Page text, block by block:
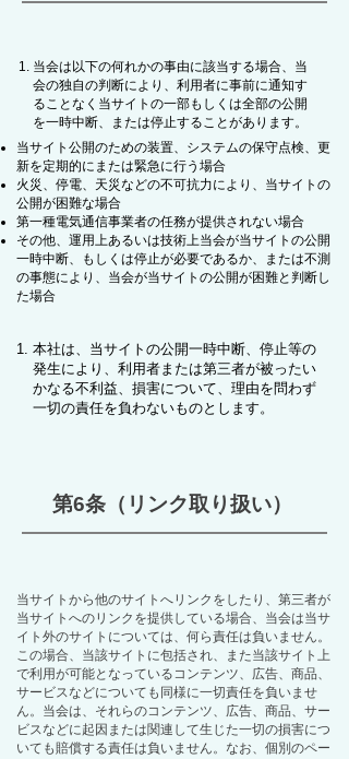
当会は以下の何れかの事由に該当する場合、当
会の独自の判断により、利用者に事前に通知す
ることなく当サイトの一部もしくは全部の公開
を一時中断、または停止することがあります。
当サイト公開のための装置、システムの保守点検、更
新を定期的にまたは緊急に行う場合
火災、停電、天災などの不可抗力により、当サイトの
公開が困難な場合
第一種電気通信事業者の任務が提供されない場合
その他、運用上あるいは技術上当会が当サイトの公開
一時中断、もしくは停止が必要であるか、または不測
の事態により、当会が当サイトの公開が困難と判断し
た場合
本社は、当サイトの公開一時中断、停止等の
発生により、利用者または第三者が被ったい
かなる不利益、損害について、理由を問わず
一切の責任を負わないものとします。
第6条（リンク取り扱い）
当サイトから他のサイトへリンクをしたり、第三者が
当サイトへのリンクを提供している場合、当会は当サ
イト外のサイトについては、何ら責任は負いません。
この場合、当該サイトに包括され、また当該サイト上
で利用が可能となっているコンテンツ、広告、商品、
サービスなどについても同様に一切責任を負いませ
ん。当会は、それらのコンテンツ、広告、商品、サー
ビスなどに起因または関連して生じた一切の損害につ
いても賠償する責任は負いません。なお、個別のペー